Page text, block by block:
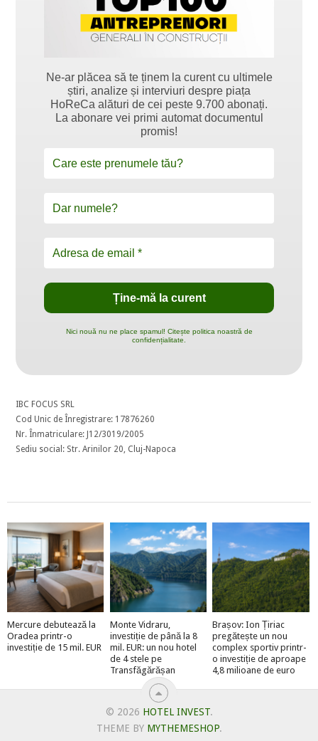
Ne-ar plăcea să te ținem la curent cu ultimele
știri, analize și interviuri despre piața
HoReCa alături de cei peste 9.700 abonați.
La abonare vei primi automat documentul
promis!
Nici nouă nu ne place spamul! Citește politica noastră de
confidențialitate.
IBC FOCUS SRL
Cod Unic de Înregistrare: 17876260
Nr. Înmatriculare: J12/3019/2005
Sediu social: Str. Arinilor 20, Cluj-Napoca
Mercure debutează la
Oradea printr-o
investiție de 15 mil. EUR
Monte Vidraru,
investiție de până la 8
mil. EUR: un nou hotel
de 4 stele pe
Transfăgărășan
Brașov: Ion Țiriac
pregătește un nou
complex sportiv printr-
o investiție de aproape
4,8 milioane de euro
© 2026 HOTEL INVEST.
THEME BY MYTHEMESHOP.